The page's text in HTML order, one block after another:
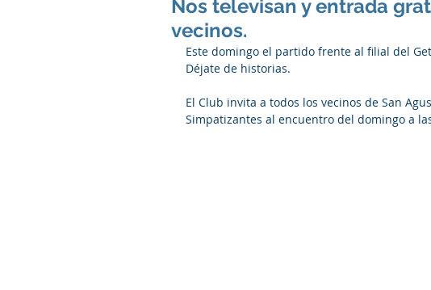
Nos televisan y entrada
vecinos.
Este domingo el partido frente al filial del
Déjate de historias.
El Club invita a todos los vecinos de San
Simpatizantes al encuentro del domingo a